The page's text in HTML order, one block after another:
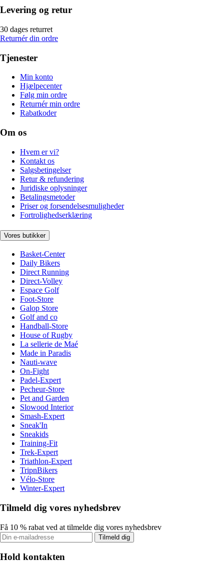
Levering og retur
30 dages returret
Returnér din ordre
Tjenester
Min konto
Hjælpecenter
Følg min ordre
Returnér min ordre
Rabatkoder
Om os
Hvem er vi?
Kontakt os
Salgsbetingelser
Retur & refundering
Juridiske oplysninger
Betalingsmetoder
Priser og forsendelsesmuligheder
Fortrolighedserklæring
Vores butikker
Basket-Center
Daily Bikers
Direct Running
Direct-Volley
Espace Golf
Foot-Store
Galop Store
Golf and co
Handball-Store
House of Rugby
La sellerie de Maé
Made in Paradis
Nauti-wave
On-Fight
Padel-Expert
Pecheur-Store
Pet and Garden
Slowood Interior
Smash-Expert
Sneak'In
Sneakids
Training-Fit
Trek-Expert
Triathlon-Expert
TripnBikers
Vélo-Store
Winter-Expert
Tilmeld dig vores nyhedsbrev
Få 10 % rabat ved at tilmelde dig vores nyhedsbrev
Tilmeld dig
Hold kontakten